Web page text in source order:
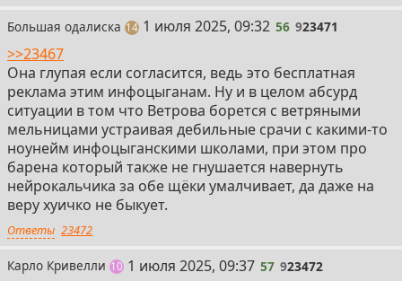
Большая одалиска 14постов
56
1 июля 2025, 09:32 56 923471
>>23467
Она глупая если согласится, ведь это бесплатная
реклама этим инфоцыганам. Ну и в целом абсурд
ситуации в том что Ветрова борется с ветряными
мельницами устраивая дебильные срачи с какими-то
ноунейм инфоцыганскими школами, при этом про
барена который также не гнушается навернуть
нейрокальчика за обе щёки умалчивает, да даже на
веру хуичко не быкует.
Ответы 23472
Карло Кривелли 10постов
57
1 июля 2025, 09:37 57 923472